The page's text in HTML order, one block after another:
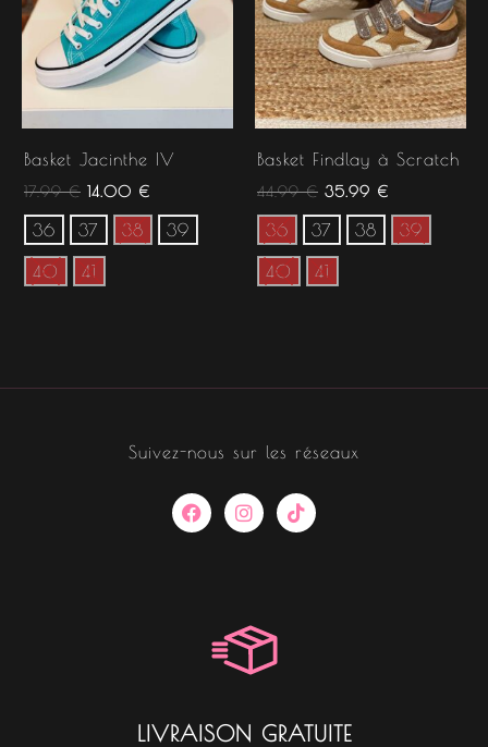
Basket Jacinthe IV
17.99€ 14.00 €
36 37 38 39
40 41
Basket Findlay à Scratch
44.99€ 35.99 €
36 37 38 39
40 41
Suivez-nous sur les réseaux
F
a
c
I
n
s
a
m
T
i
k
LIVRAISON GRATUITE